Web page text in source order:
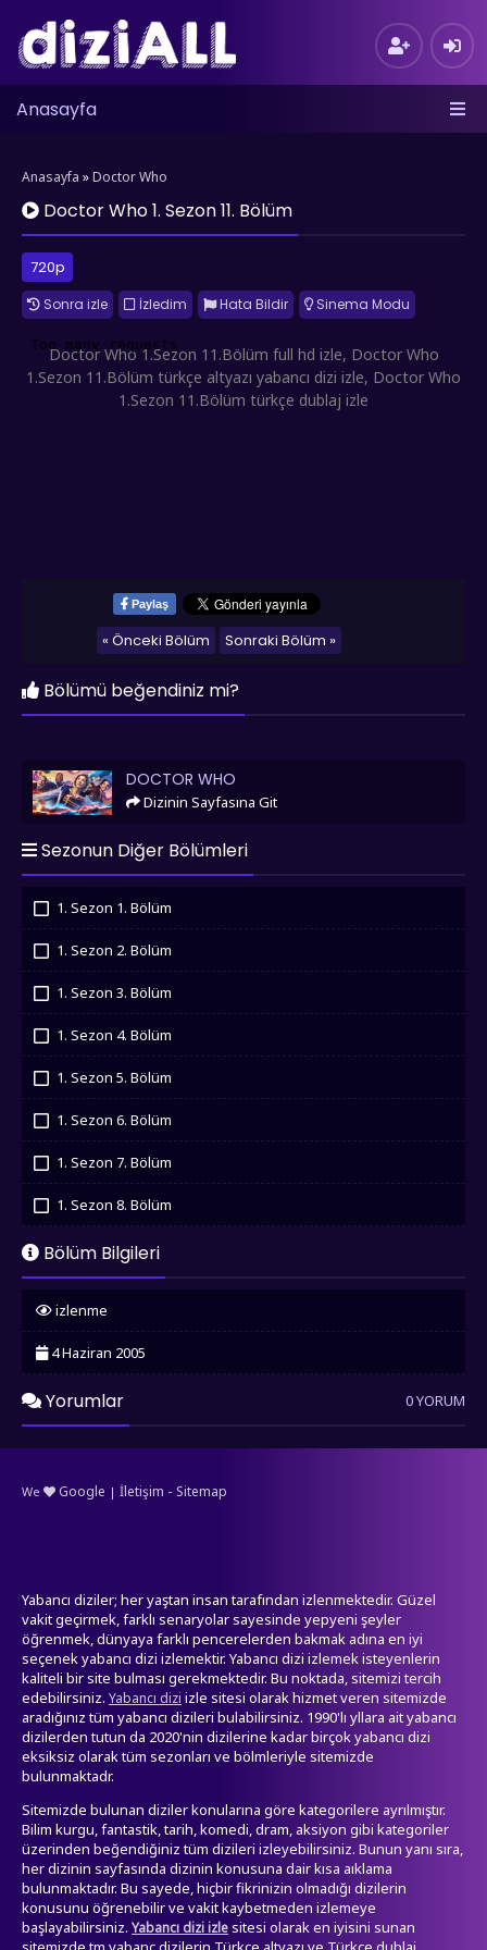
Anasayfa
Anasayfa »Doctor Who
Doctor Who 1. Sezon 11. Bölüm
720p
Sonra izle İzledim Hata Bildir Sinema Modu
Doctor Who 1.Sezon 11.Bölüm full hd izle, Doctor Who
1.Sezon 11.Bölüm türkçe altyazı yabancı dizi izle, Doctor Who
1.Sezon 11.Bölüm türkçe dublaj izle
Paylaş
Sonraki Bölüm »
« Önceki Bölüm
Bölümü beğendiniz mi?
Doctor Who DOCTOR WHO
Dizinin Sayfasına Git
Sezonun Diğer Bölümleri
1. Sezon 1. Bölüm
1. Sezon 2. Bölüm
1. Sezon 3. Bölüm
1. Sezon 4. Bölüm
1. Sezon 5. Bölüm
1. Sezon 6. Bölüm
1. Sezon 7. Bölüm
1. Sezon 8. Bölüm
İzledim
1. Sezon 9. Bölüm
İzledim
İzledim
İzledim
İzledim
Bölüm Bilgileri
izlenme
4 Haziran 2005
Yorumlar 0 YORUM
We Google | İletişim - Sitemap
Yabancı diziler; her yaştan insan tarafından izlenmektedir. Güzel
vakit geçirmek, farklı senaryolar sayesinde yepyeni şeyler
öğrenmek, dünyaya farklı pencerelerden bakmak adına en iyi
seçenek yabancı dizi izlemektir. Yabancı dizi izlemek isteyenlerin
kaliteli bir site bulması gerekmektedir. Bu noktada, sitemizi tercih
edebilirsiniz. Yabancı dizi izle sitesi olarak hizmet veren sitemizde
aradığınız tüm yabancı dizileri bulabilirsiniz. 1990'lı yllara ait yabancı
dizilerden tutun da 2020'nin dizilerine kadar birçok yabancı dizi
eksiksiz olarak tüm sezonları ve bölmleriyle sitemizde
bulunmaktadr.
Sitemizde bulunan diziler konularına göre kategorilere ayrılmıştır.
Bilim kurgu, fantastik, tarih, komedi, dram, aksiyon gibi kategoriler
üzerinden beğendiğiniz tüm dizileri izleyebilirsiniz. Bunun yanı sıra,
her dizinin sayfasında dizinin konusuna dair kısa aıklama
bulunmaktadır. Bu sayede, hiçbir fikrinizin olmadığı dizilerin
konusunu öğrenebilir ve vakit kaybetmeden izlemeye
başlayabilirsiniz. Yabancı dizi izlesitesi olarak en iyisini sunan